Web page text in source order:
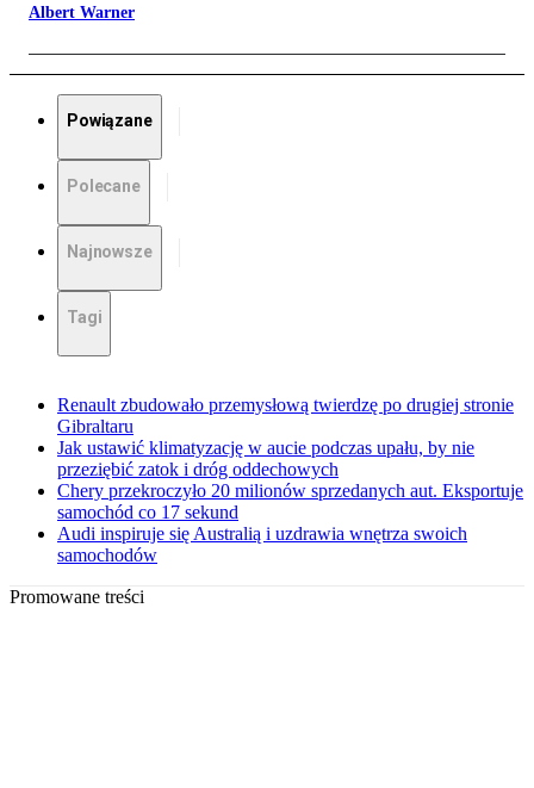
Albert Warner
Powiązane
Polecane
Najnowsze
Tagi
Renault zbudowało przemysłową twierdzę po drugiej stronie
Gibraltaru
Jak ustawić klimatyzację w aucie podczas upału, by nie
przeziębić zatok i dróg oddechowych
Chery przekroczyło 20 milionów sprzedanych aut. Eksportuje
samochód co 17 sekund
Audi inspiruje się Australią i uzdrawia wnętrza swoich
samochodów
Promowane treści